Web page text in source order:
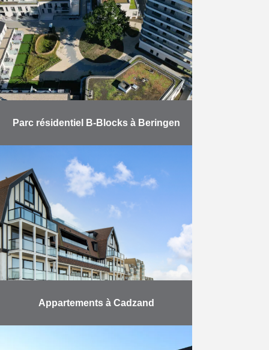
Trèfles pour le Fonds du Logement
bruxellois. Ce chantier d’envergure
…
En savoir plus
Parc résidentiel B-Blocks à Beringen
compter une nouvelle réalisation de
taille, grâce au complexe
résidentiel B-Blocks à Beringen. Ce
projet, composé de trois phases, …
En savoir plus
Appartements à Cadzand